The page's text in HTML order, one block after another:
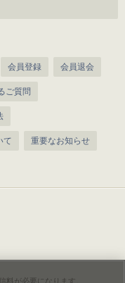
会員登録 会員退会
ご質問
て 重要なお知らせ
料が必要になります。